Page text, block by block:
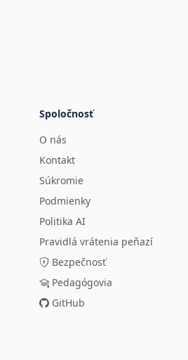
Spoločnosť
O nás
Kontakt
Súkromie
Podmienky
Politika AI
Pravidlá vrátenia peňazí
Bezpečnosť
Pedagógovia
GitHub